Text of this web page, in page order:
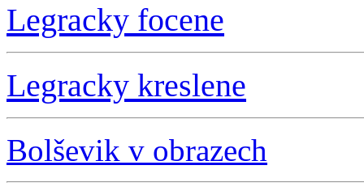
Legracky focene
Legracky kreslene
Bolševik v obrazech